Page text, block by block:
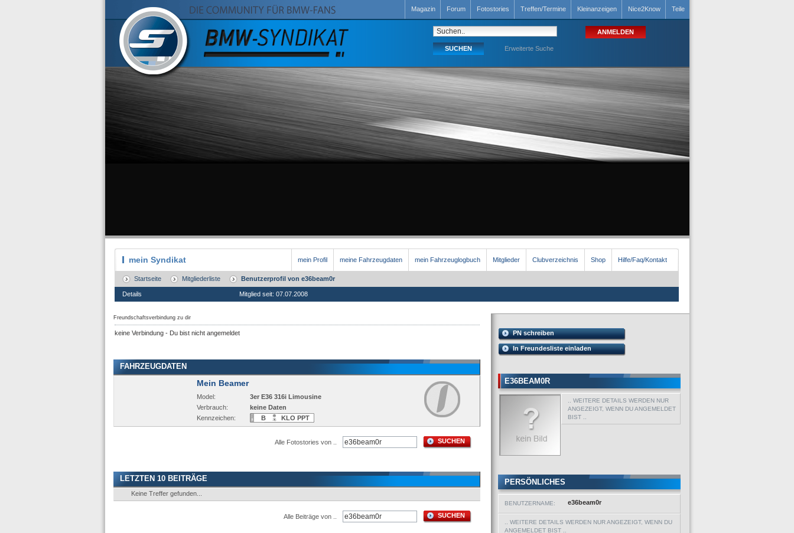
Magazin Forum Fotostories Treffen/Termine Kleinanzeigen Nice2Know Teile
Erweiterte Suche
mein Syndikat mein Profil meine Fahrzeugdaten mein Fahrzeuglogbuch Mitglieder Clubverzeichnis Shop Hilfe/Faq/Kontakt
Startseite Mitgliederliste Benutzerprofil von e36beam0r
Details Mitglied seit: 07.07.2008
Freundschaftsverbindung zu dir
keine Verbindung - Du bist nicht angemeldet
FAHRZEUGDATEN
Mein Beamer
Model:
Verbrauch:
Kennzeichen:
3er E36 316i Limousine
keine Daten
B
KLO PPT
SUCHEN
Alle Fotostories von ..
LETZTEN 10 BEITRÄGE
Keine Treffer gefunden...
SUCHEN
Alle Beiträge von ..
PN schreiben
In Freundesliste einladen
E36BEAM0R
.. WEITERE DETAILS WERDEN NUR
ANGEZEIGT, WENN DU ANGEMELDET
BIST ..
PERSÖNLICHES
BENUTZERNAME: e36beam0r
.. WEITERE DETAILS WERDEN NUR ANGEZEIGT, WENN DU
ANGEMELDET BIST ..